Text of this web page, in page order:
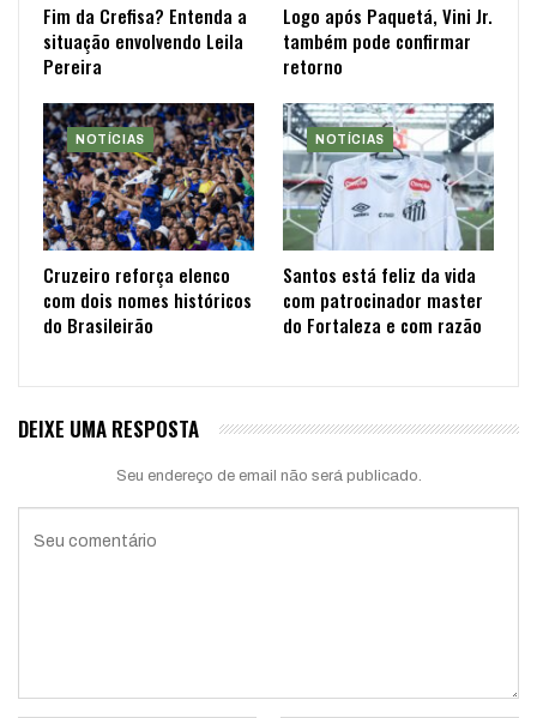
Fim da Crefisa? Entenda a
situação envolvendo Leila
Pereira
Logo após Paquetá, Vini Jr.
também pode confirmar
retorno
NOTÍCIAS
Cruzeiro reforça elenco
com dois nomes históricos
do Brasileirão
NOTÍCIAS
Santos está feliz da vida
com patrocinador master
do Fortaleza e com razão
DEIXE UMA RESPOSTA
Seu endereço de email não será publicado.